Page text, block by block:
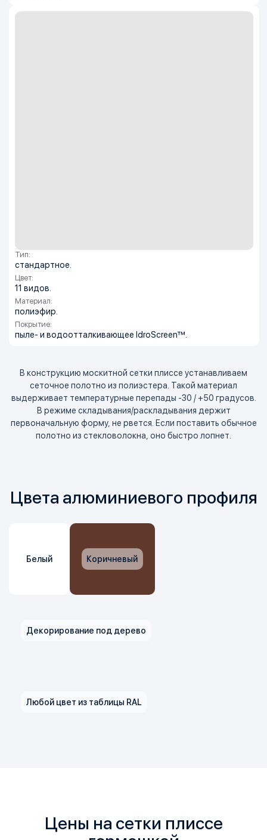
Тип:
стандартное.
Цвет:
11 видов.
Материал:
полиэфир.
Покрытие:
пыле- и водоотталкивающее IdroScreen™.
В конструкцию москитной сетки плиссе устанавливаем
сеточное полотно из полиэстера. Такой материал
выдерживает температурные перепады -30 / +50 градусов.
В режиме складывания/раскладывания держит
первоначальную форму, не рвется. Если поставить обычное
полотно из стекловолокна, оно быстро лопнет.
Цвета алюминиевого профиля
Белый Коричневый
Декорирование под дерево
Любой цвет из таблицы RAL
Цены на сетки плиссе